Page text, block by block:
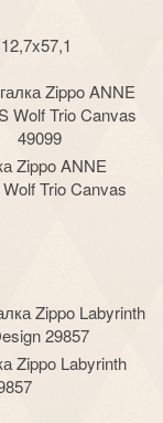
Zippo ANNE
Trio Canvas
Zippo Labyrinth